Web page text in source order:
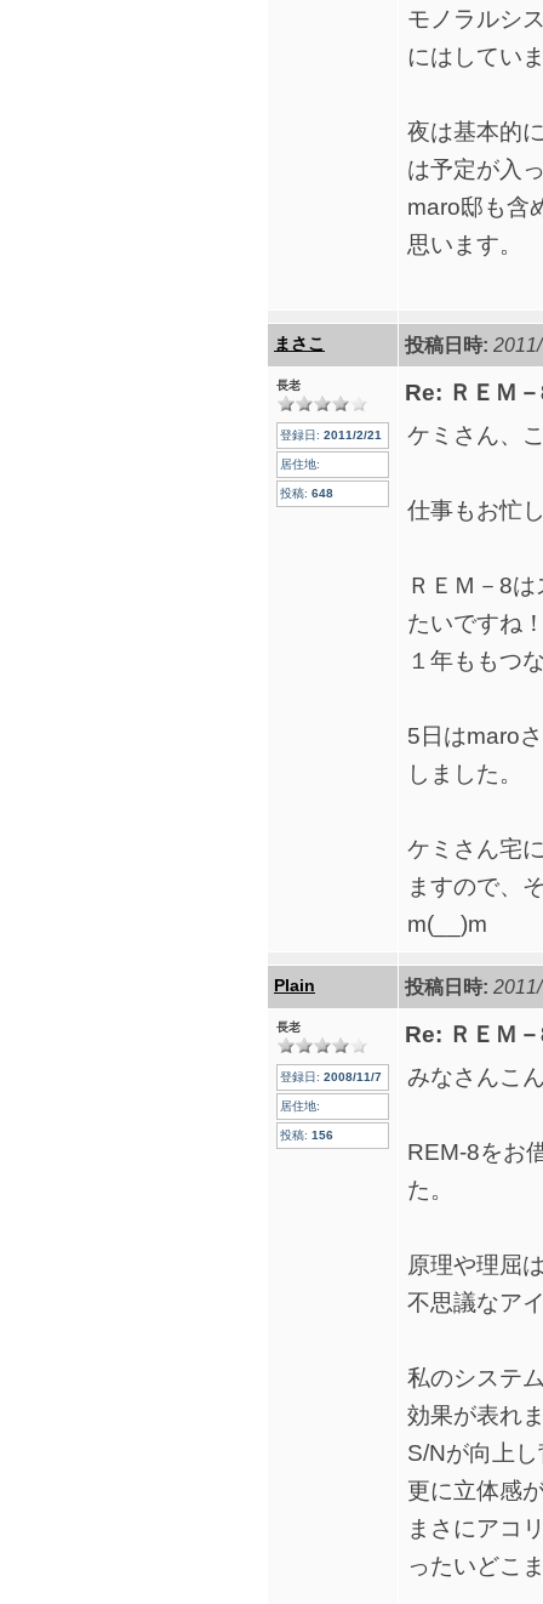
モノラルシ
にはしてい
夜は基本的
は予定が入
maro邸も含
思います。
まさこ 投稿日時:
長老
登録日: 2011/2/21
居住地:
投稿: 648
Re: ＲＥＭ
ケミさん、
仕事もお忙
ＲＥＭ－8
たいですね
１年ももつ
5日はmaro
しました。
ケミさん宅
ますので、
m(__)m
Plain 投稿日時:
長老
登録日: 2008/11/7
居住地:
投稿: 156
Re: ＲＥＭ
みなさんこ
REM-8をお
た。
原理や理屈
不思議なア
私のシステ
効果が表れ
S/Nが向上
更に立体感
まさにアコ
ったいどこ